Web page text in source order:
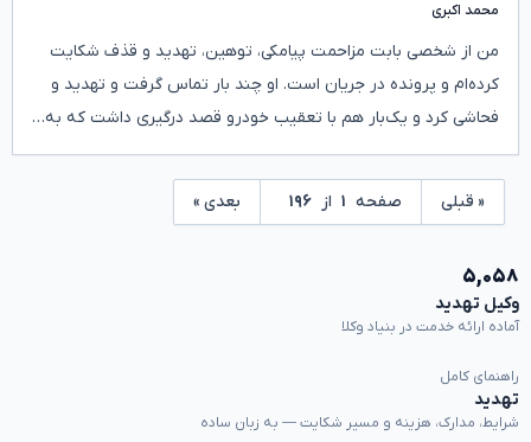
محمد اکبری
من از شخصی بابت مزاحمت پیامکی، توهین، تهدید و قذف شکایت
کرده‌ام و پرونده در جریان است. او چند بار تماس گرفت و تهدید و
فحاشی کرد و یک‌بار هم با تعقیب خودرو قصد درگیری داشت که به…
« قبلی صفحه ۱ از ۱۹۶ بعدی »
۵,۰۵۸
وکیل تهدید
آماده ارائه خدمت در بنیاد وکلا
راهنمای کامل
تهدید
شرایط، مدارک، هزینه و مسیر شکایت — به زبان ساده